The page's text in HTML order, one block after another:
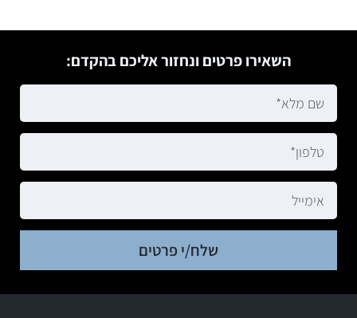
השאירו פרטים ונחזור אליכם בהקדם:
שלח/י פרטים